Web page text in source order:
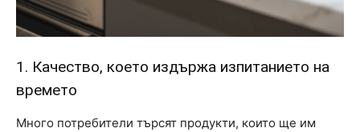
1. Качество, което издържа изпитанието на
времето
Много потребители търсят продукти, които ще им